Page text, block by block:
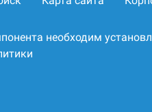
необходим